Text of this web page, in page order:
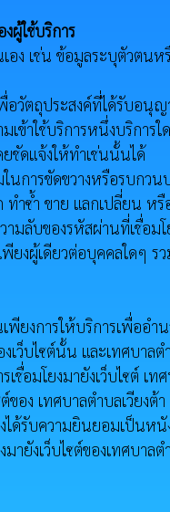
ผู้ใช้บริการ
อง เช่น ข้อมูลระบุตัวตน
พื่อวัตถุประสงค์ที่ได้รับ
เข้าใช้บริการหนึ่งบริกา
ชัดแจ้งให้ทำเช่นนั้นได้
การขัดขวางหรือรบกวน
ทำซ้ำ ขาย แลกเปลี่ยน ห
มลับของรหัสผ่านที่เชื่อม
ยงผู้เดียวต่อบุคคลใดๆ ร
เพียงการให้บริการเพื่อ
ว็บไซต์นั้น และเทศบาลต
เชื่อมโยงมายังเว็บไซต์ เท
ของ เทศบาลตำบลเวียง
ด้รับความยินยอมเป็นห
ายังเว็บไซต์ของเทศบา